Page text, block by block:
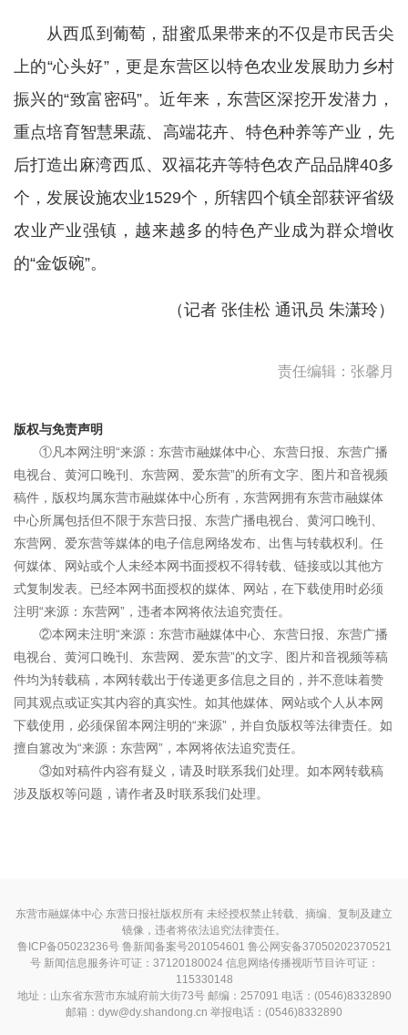
从西瓜到葡萄，甜蜜瓜果带来的不仅是市民舌尖
上的“心头好”，更是东营区以特色农业发展助力乡村
振兴的“致富密码”。近年来，东营区深挖开发潜力，
重点培育智慧果蔬、高端花卉、特色种养等产业，先
后打造出麻湾西瓜、双福花卉等特色农产品品牌40多
个，发展设施农业1529个，所辖四个镇全部获评省级
农业产业强镇，越来越多的特色产业成为群众增收
的“金饭碗”。
（记者 张佳松 通讯员 朱潇玲 ）
责任编辑：张馨月
版权与免责声明
①凡本网注明“来源：东营市融媒体中心、东营日报、东营广播
电视台、黄河口晚刊、东营网、爱东营”的所有文字、图片和音视频
稿件，版权均属东营市融媒体中心所有，东营网拥有东营市融媒体
中心所属包括但不限于东营日报、东营广播电视台、黄河口晚刊、
东营网、爱东营等媒体的电子信息网络发布、出售与转载权利。任
何媒体、网站或个人未经本网书面授权不得转载、链接或以其他方
式复制发表。已经本网书面授权的媒体、网站，在下载使用时必须
注明“来源：东营网”，违者本网将依法追究责任。
②本网未注明“来源：东营市融媒体中心、东营日报、东营广播
电视台、黄河口晚刊、东营网、爱东营”的文字、图片和音视频等稿
件均为转载稿，本网转载出于传递更多信息之目的，并不意味着赞
同其观点或证实其内容的真实性。如其他媒体、网站或个人从本网
下载使用，必须保留本网注明的“来源”，并自负版权等法律责任。如
擅自篡改为“来源：东营网”，本网将依法追究责任。
③如对稿件内容有疑义，请及时联系我们处理。如本网转载稿
涉及版权等问题，请作者及时联系我们处理。
东营市融媒体中心 东营日报社版权所有 未经授权禁止转载、摘编、复制及建立
镜像，违者将依法追究法律责任。
鲁ICP备05023236号鲁新闻备案号201054601 鲁公网安备37050202370521
号 新闻信息服务许可证：37120180024信息网络传播视听节目许可证：
115330148
地址：山东省东营市东城府前大街73号 邮编：257091 电话：(0546)8332890
邮箱：dyw@dy.shandong.cn 举报电话：(0546)8332890